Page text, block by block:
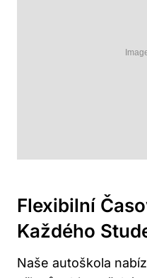
Flexibilní
Každého
Naše autoškola